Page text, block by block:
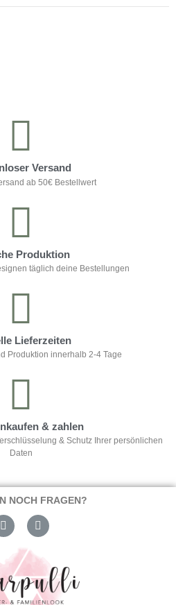
Versand
ab 50€ Bestellwert
Produktion
täglich deine Bestellungen
Lieferzeiten
Produktion innerhalb 2-4 Tage
& zahlen
& Schutz Ihrer persönlichen
Daten
NOCH FRAGEN?